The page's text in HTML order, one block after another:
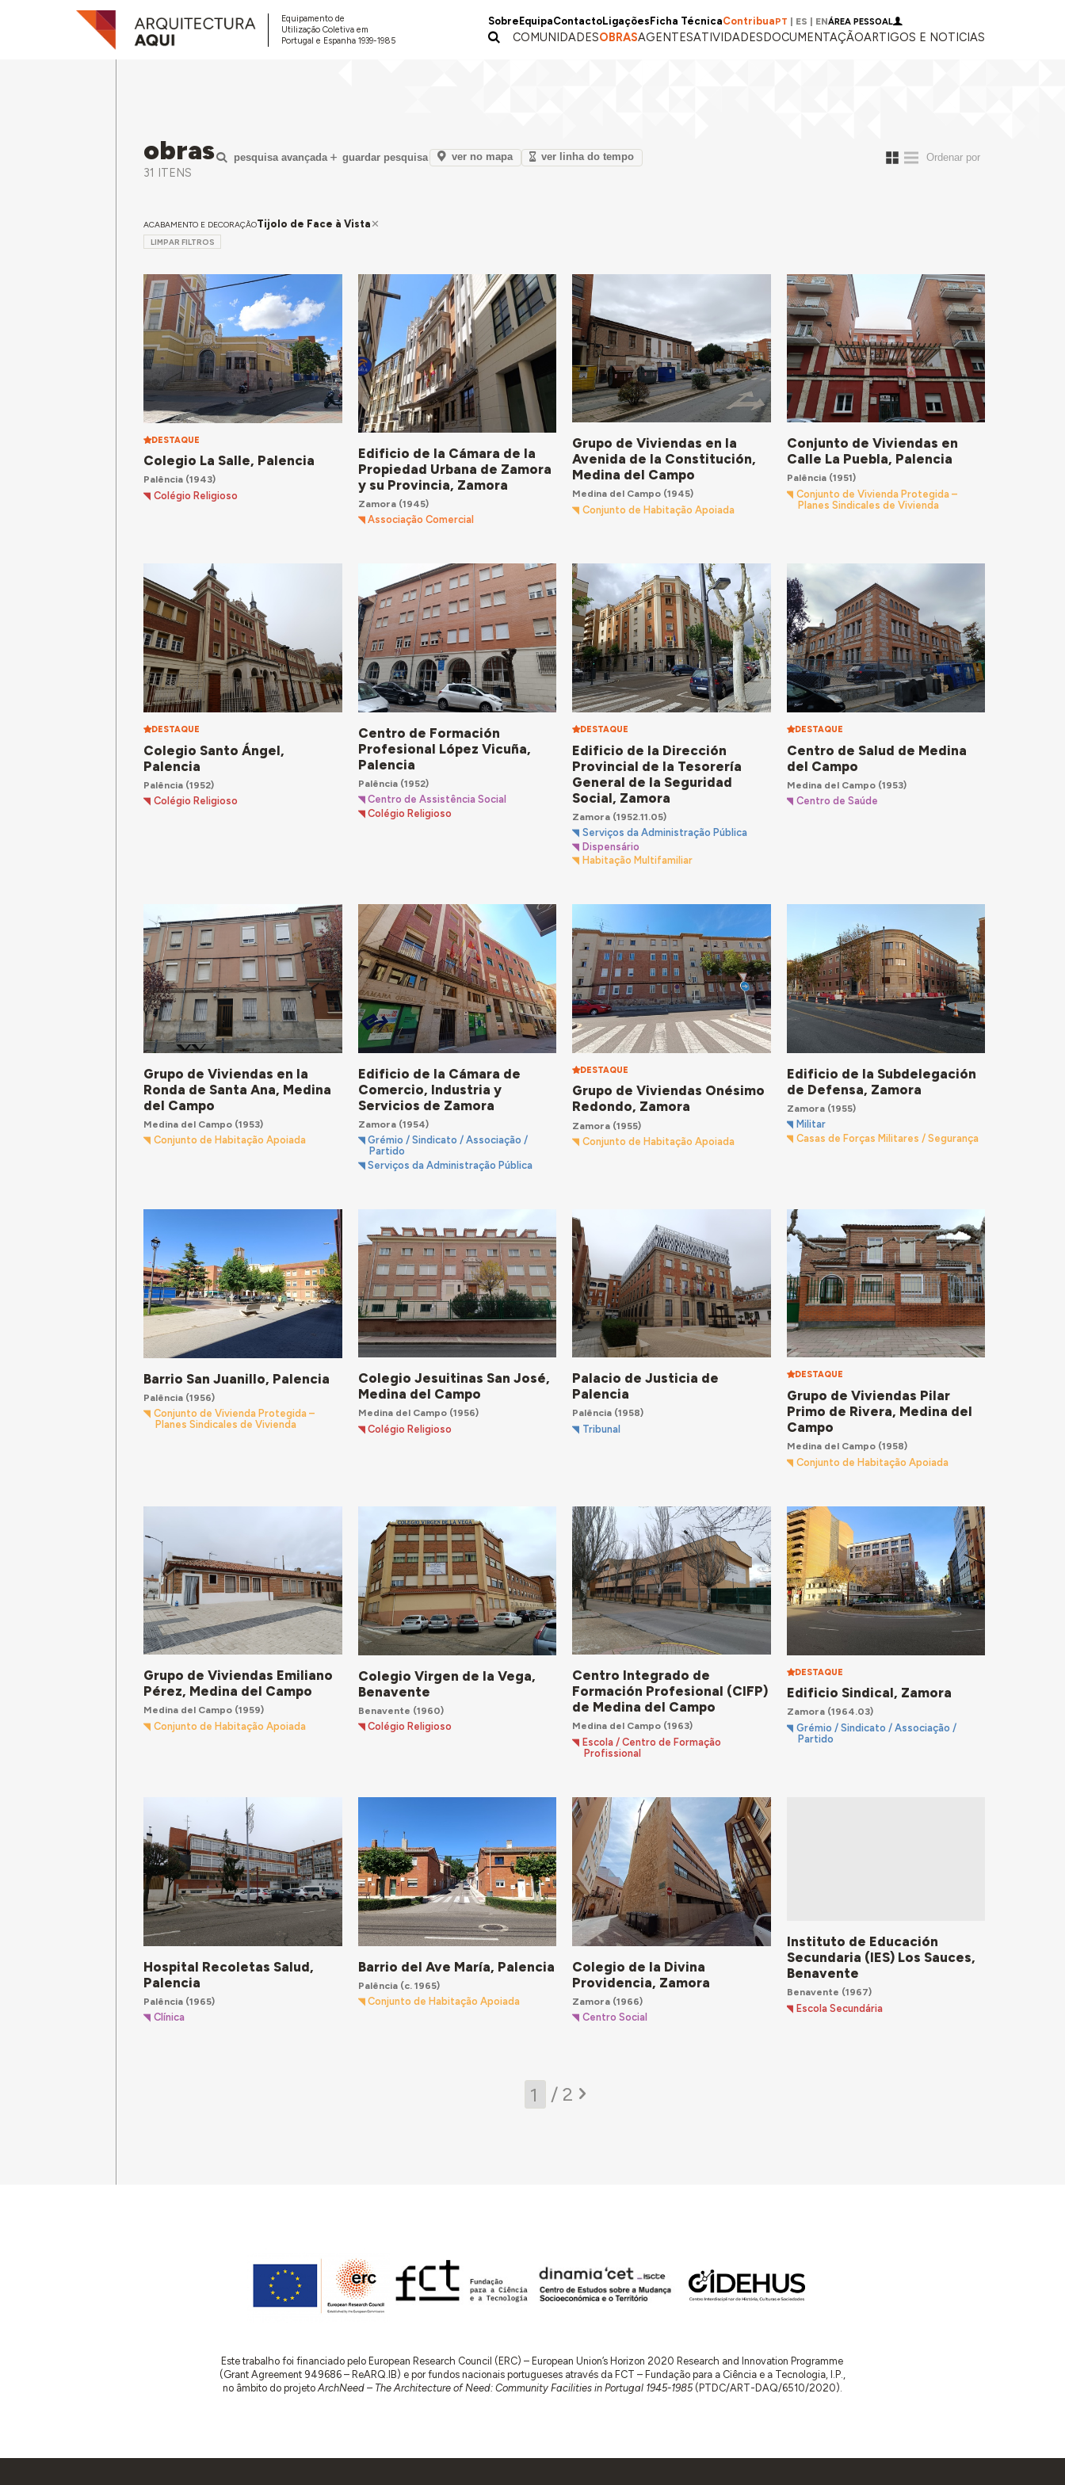
Equipamento de
Utilização Coletiva em
Portugal e Espanha 1939-1985
Sobre EquipaContactoLigações Ficha TécnicaContribuaPT ES ENÁREA PESSOAL
COMUNIDADESOBRASAGENTESATIVIDADESDOCUMENTAÇÃOARTIGOS E NOTICIAS
obras
31 ITENS
pesquisa avançada guardar pesquisa ver no mapa ver linha do tempo
ACABAMENTO E DECORAÇÃOTijolo de Face à Vista
LIMPAR FILTROS
DESTAQUE
Colegio La Salle, Palencia
Palência (1943)
Colégio Religioso
Edificio de la Cámara de la
Propiedad Urbana de Zamora
y su Provincia, Zamora
Zamora(1945)
Associação Comercial
Grupo de Viviendas en la
Avenida de la Constitución,
Medina del Campo
Medina del Campo (1945)
Conjunto de Habitação Apoiada
Conjunto de Viviendas en
Calle La Puebla, Palencia
Palência (1951)
Conjunto de Vivienda Protegida –
Planes Sindicales de Vivienda
DESTAQUE
Colegio Santo Ángel,
Palencia
Palência (1952)
Colégio Religioso
Centro de Formación
Profesional López Vicuña,
Palencia
Palência (1952)
Centro de Assistência Social
Colégio Religioso
DESTAQUE
Edificio de la Dirección
Provincial de la Tesorería
General de la Seguridad
Social, Zamora
Zamora (1952.11.05)
Serviços da Administração Pública
Dispensário
Habitação Multifamiliar
DESTAQUE
Centro de Salud de Medina
del Campo
Medina del Campo(1953)
Centro de Saúde
Grupo de Viviendas en la
Ronda de Santa Ana, Medina
del Campo
Medina del Campo (1953)
Conjunto de Habitação Apoiada
Edificio de la Cámara de
Comercio, Industria y
Servicios de Zamora
Zamora(1954)
Grémio / Sindicato / Associação /
Partido
Serviços da Administração Pública
DESTAQUE
Grupo de Viviendas Onésimo
Redondo, Zamora
Zamora (1955)
Conjunto de Habitação Apoiada
Edificio de la Subdelegación
de Defensa, Zamora
Zamora(1955)
Militar
Casas de Forças Militares / Segurança
Barrio San Juanillo, Palencia
Palência (1956)
Conjunto de Vivienda Protegida –
Planes Sindicales de Vivienda
Colegio Jesuitinas San José,
Medina del Campo
Medina del Campo(1956)
Colégio Religioso
Palacio de Justicia de
Palencia
Palência (1958)
Tribunal
DESTAQUE
Grupo de Viviendas Pilar
Primo de Rivera, Medina del
Campo
Medina del Campo(1958)
Conjunto de Habitação Apoiada
Grupo de Viviendas Emiliano
Pérez, Medina del Campo
Medina del Campo (1959)
Conjunto de Habitação Apoiada
Colegio Virgen de la Vega,
Benavente
Benavente (1960)
Colégio Religioso
Centro Integrado de
Formación Profesional (CIFP)
de Medina del Campo
Medina del Campo (1963)
Escola / Centro de Formação
Profissional
DESTAQUE
Edificio Sindical, Zamora
Zamora(1964.03)
Grémio / Sindicato / Associação /
Partido
Hospital Recoletas Salud,
Palencia
Palência (1965)
Clínica
Barrio del Ave María, Palencia
Palência (c. 1965)
Conjunto de Habitação Apoiada
Colegio de la Divina
Providencia, Zamora
Zamora (1966)
Centro Social
Instituto de Educación
Secundaria (IES) Los Sauces,
Benavente
Benavente (1967)
Escola Secundária
/ 2
Este trabalho foi financiado pelo European Research Council (ERC) – European Union’s Horizon 2020 Research and Innovation Programme
(Grant Agreement 949686 – ReARQ.IB) e por fundos nacionais portugueses através da FCT – Fundação para a Ciência e a Tecnologia, I.P.,
no âmbito do projeto ArchNeed – The Architecture of Need: Community Facilities in Portugal 1945-1985(PTDC/ART-DAQ/6510/2020).